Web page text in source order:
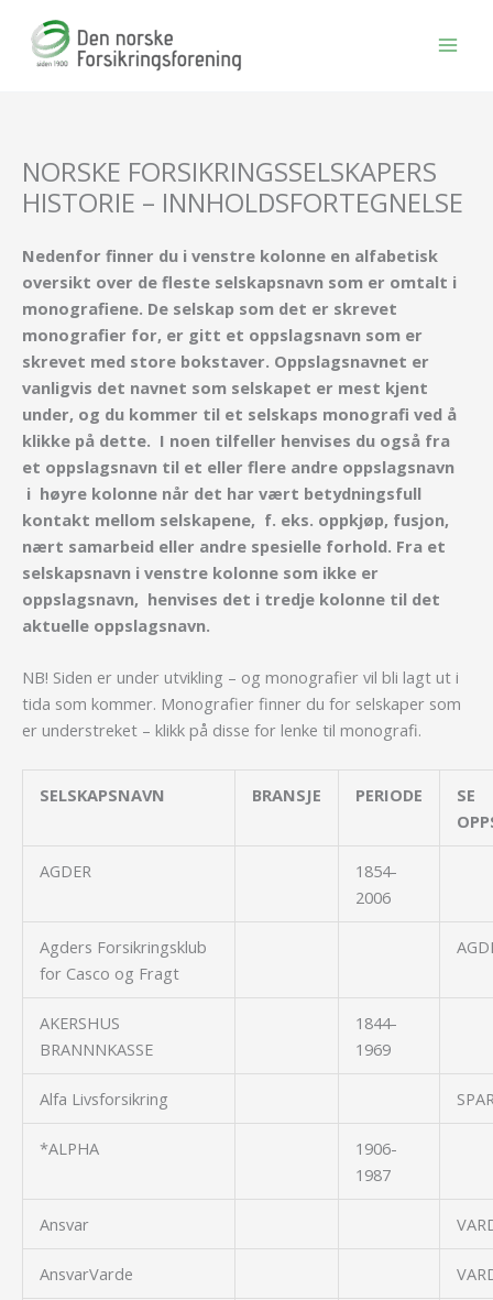
NORSKE FORSIKRINGSSELSKAPERS
HISTORIE – INNHOLDSFORTEGNELSE
Nedenfor finner du i venstre kolonne en alfabetisk
oversikt over de fleste selskapsnavn som er omtalt i
monografiene. De selskap som det er skrevet
monografier for, er gitt et oppslagsnavn som er
skrevet med store bokstaver. Oppslagsnavnet er
vanligvis det navnet som selskapet er mest kjent
under, og du kommer til et selskaps monografi ved å
klikke på dette. I noen tilfeller henvises du også fra
et oppslagsnavn til et eller flere andre oppslagsnavn
i høyre kolonne når det har vært betydningsfull
kontakt mellom selskapene, f. eks. oppkjøp, fusjon,
nært samarbeid eller andre spesielle forhold. Fra et
selskapsnavn i venstre kolonne som ikke er
oppslagsnavn, henvises det i tredje kolonne til det
aktuelle oppslagsnavn.
NB! Siden er under utvikling – og monografier vil bli lagt ut i
tida som kommer. Monografier finner du for selskaper som
er understreket – klikk på disse for lenke til monografi.
SELSKAPSNAVN BRANSJE PERIODE
SE
AGDER
1854-
2006
Agders Forsikringsklub
for Casco og Fragt
AKERSHUS
BRANNNKASSE
1844-
1969
Alfa Livsforsikring
*ALPHA
1906-
1987
Ansvar
AnsvarVarde